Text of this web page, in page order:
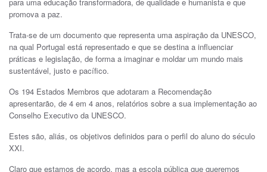
promova a paz.
Trata-se de um documento que representa uma aspiração da UNESCO,
na qual Portugal está representado e que se destina a influenciar
práticas e legislação, de forma a imaginar e moldar um mundo mais
sustentável, justo e pacífico.
Os 194 Estados Membros que adotaram a Recomendação
apresentarão, de 4 em 4 anos, relatórios sobre a sua implementação ao
Conselho Executivo da UNESCO.
Estes são, aliás, os objetivos definidos para o perfil do aluno do século
XXI.
Claro que estamos de acordo, mas a escola pública que queremos